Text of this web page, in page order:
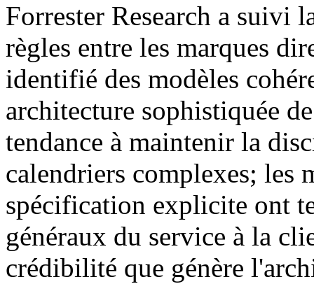
Forrester Research a suivi
règles entre les marques
identifié des modèles
architecture sophistiquée
tendance à maintenir la
calendriers complexes; les
spécification explicite ont
généraux du service à la
crédibilité que génère